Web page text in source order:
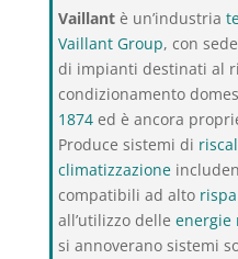
Vaillantè un’industria
Vaillant Group, con
di impianti destinati al
condizionamento
1874ed è ancora
Produce sistemi di
climatizzazione
compatibili ad alto
all’utilizzo delle energie
si annoverano sistemi